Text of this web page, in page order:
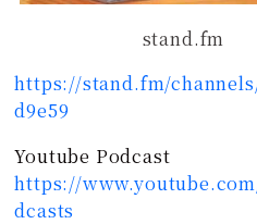
stand.fm
https://stand.fm/
d9e59
Youtube Podcast
https://
dcasts